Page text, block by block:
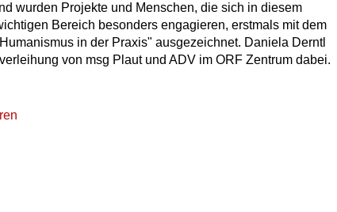
wurden Projekte und Menschen, die sich in diesem
Bereich besonders engagieren, erstmals mit dem
in der Praxis" ausgezeichnet. Daniela Derntl
von msg Plaut und ADV im ORF Zentrum dabei.